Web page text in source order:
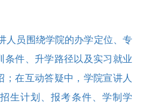
人员围绕学院的办学定位、专
条件、升学路径以及实习就业
在互动答疑中，学院宣讲人
生计划、报考条件、学制学